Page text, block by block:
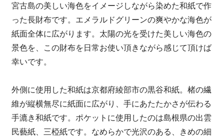
宮古島の美しい海色をイメージしながら染めた和紙で作
った長財布です。エメラルドグリーンの爽やかな海色が
紙面全体に広がります。太陽の光を受けた美しい海色の
景色を、この財布を日常お使い頂きながら感じて頂けば
幸いです。
外側に使用した和紙は京都府綾部市の黒谷和紙。楮の繊
維が縦横無尽に紙面に広がり、手にあたたかさが伝わる
手漉き和紙です。ポケットに使用したのは島根県の出雲
民藝紙、三椏紙です。なめらかで光沢のある、きめの細